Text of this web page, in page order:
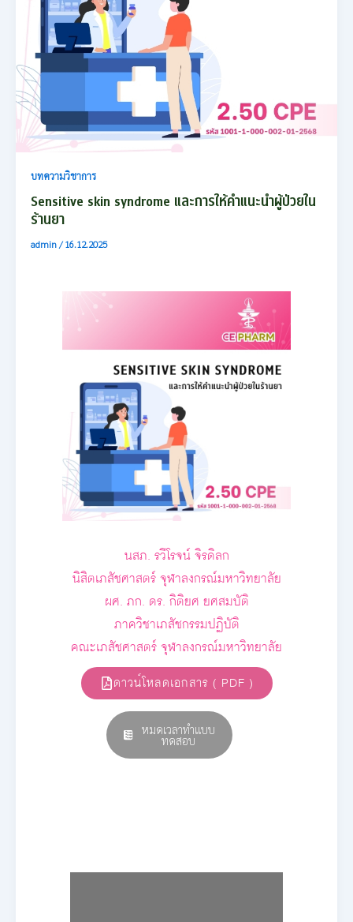
บทความวิชาการ
Sensitive skin syndrome และการให้คำแนะนำผู้ป่วยใน
ร้านยา
admin/16.12.2025
นสภ. รวีโรจน์ จิรดิลก
นิสิตเภสัชศาสตร์ จุฬาลงกรณ์มหาวิทยาลัย
ผศ. ภก. ดร. กิติยศ ยศสมบัติ
ภาควิชาเภสัชกรรมปฏิบัติ
คณะเภสัชศาสตร์ จุฬาลงกรณ์มหาวิทยาลัย
ดาวน์โหลดเอกสาร ( PDF )
หมดเวลาทำแบบ
ทดสอบ